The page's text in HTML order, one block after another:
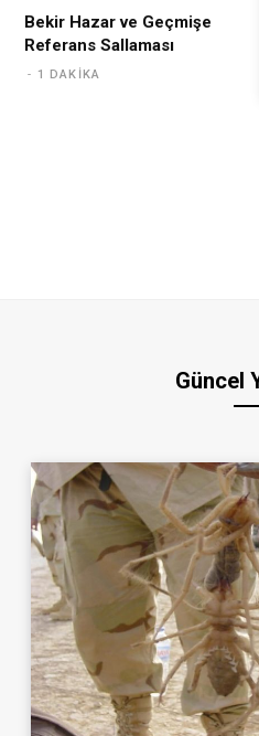
Bekir Hazar ve Geçmişe
Referans Sallaması
1 DAKIKA
Güncel